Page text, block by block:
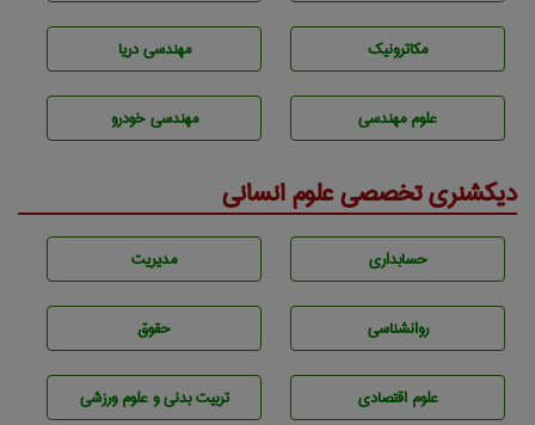
مکاترونیک مهندسی دریا
علوم مهندسی مهندسی خودرو
دیکشنری تخصصی علوم انسانی
حسابداری مديريت
روانشناسی حقوق
علوم اقتصادی تربيت بدنی و علوم ورزشی